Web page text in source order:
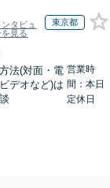
ンタビュ
を見る
東京都
法(対面・電
デオなど)は
営業時
間：本日
定休日